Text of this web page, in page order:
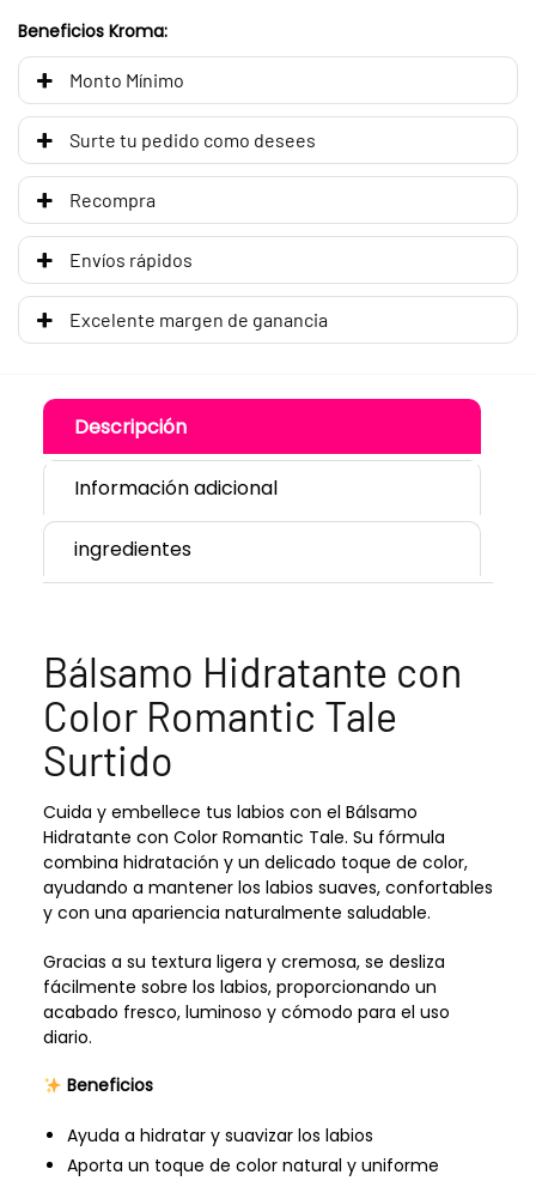
Beneficios Kroma:
Monto Mínimo
Surte tu pedido como desees
Recompra
Envíos rápidos
Excelente margen de ganancia
Descripción
Información adicional
ingredientes
Bálsamo Hidratante con
Color Romantic Tale
Surtido
Cuida y embellece tus labios con el Bálsamo
Hidratante con Color Romantic Tale. Su fórmula
combina hidratación y un delicado toque de color,
ayudando a mantener los labios suaves, confortables
y con una apariencia naturalmente saludable.
Gracias a su textura ligera y cremosa, se desliza
fácilmente sobre los labios, proporcionando un
acabado fresco, luminoso y cómodo para el uso
diario.
Beneficios
Ayuda a hidratar y suavizar los labios
Aporta un toque de color natural y uniforme